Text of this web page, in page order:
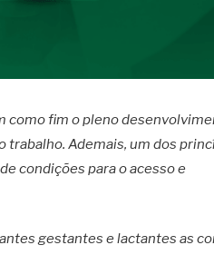
como fim o pleno
trabalho. Ademais, um dos
condições para o acesso e
gestantes e lactantes as